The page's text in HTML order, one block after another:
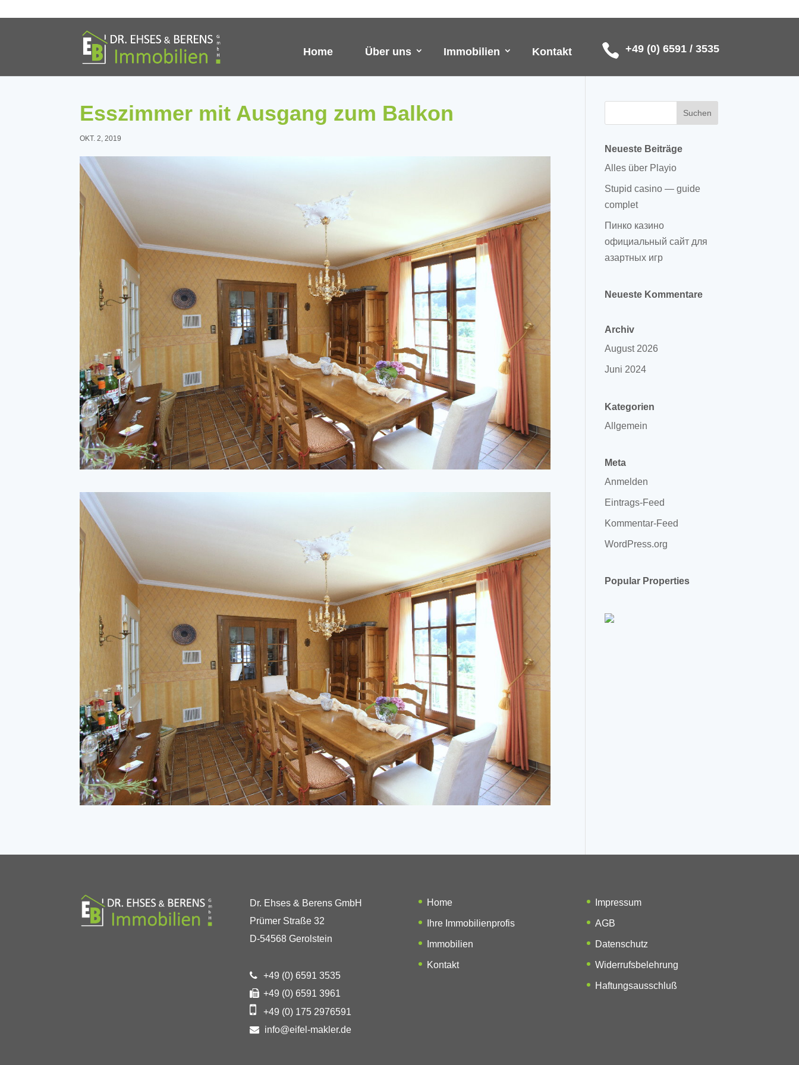
+49 (0) 6591 / 3535
Home Über uns Immobilien Kontakt
Esszimmer mit Ausgang zum Balkon
OKT. 2, 2019
Neueste Beiträge
Alles über Playio
Stupid casino — guide
complet
Пинко казино
официальный сайт для
азартных игр
Neueste Kommentare
Archiv
August 2026
Juni 2024
Kategorien
Allgemein
Meta
Anmelden
Eintrags-Feed
Kommentar-Feed
WordPress.org
Popular Properties
Dr. Ehses & Berens GmbH
Prümer Straße 32
D-54568 Gerolstein
+49 (0) 6591 3535
+49 (0) 6591 3961
+49 (0) 175 2976591
info@eifel-makler.de
Home
Ihre Immobilienprofis
Immobilien
Kontakt
Impressum
AGB
Datenschutz
Widerrufsbelehrung
Haftungsausschluß